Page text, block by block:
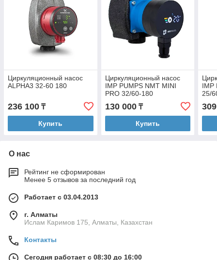
Циркуляционный насос
ALPHA3 32-60 180
236 100 ₸
Купить
Циркуляционный насос
IMP PUMPS NMT MINI
PRO 32/60-180
130 000₸
Купить
IMP
25/
О нас
Рейтинг не сформирован
Менее 5 отзывов за последний год
Работает с 03.04.2013
г. Алматы
Ислам Каримов 175, Алматы, Казахстан
Контакты
Сегодня работает с 08:30 до 16:00